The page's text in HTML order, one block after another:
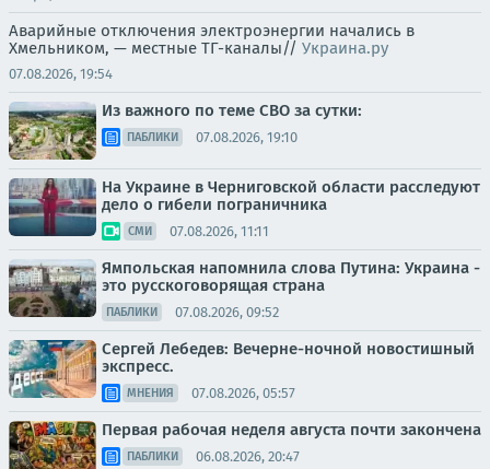
Аварийные отключения электроэнергии начались в
Хмельником, — местные ТГ-каналы// Украина.ру
07.08.2026, 19:54
Из важного по теме СВО за сутки:
ПАБЛИКИ 07.08.2026, 19:10
На Украине в Черниговской области расследуют
дело о гибели пограничника
СМИ 07.08.2026, 11:11
Ямпольская напомнила слова Путина: Украина -
это русскоговорящая страна
ПАБЛИКИ 07.08.2026, 09:52
Сергей Лебедев: Вечерне-ночной новостишный
экспресс.
МНЕНИЯ 07.08.2026, 05:57
Первая рабочая неделя августа почти закончена
ПАБЛИКИ 06.08.2026, 20:47